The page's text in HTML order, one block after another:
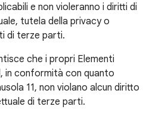
e non violeranno i diritti di
tutela della privacy o
di terze parti.
che i propri Elementi
in conformità con quanto
11, non violano alcun diritto
di terze parti.